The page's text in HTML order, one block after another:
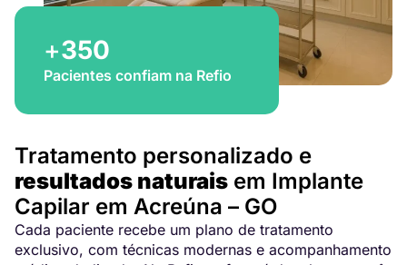
+350
Pacientes confiam na Refio
Tratamento personalizado e
resultados naturais em Implante
Capilar em Acreúna – GO
Cada paciente recebe um plano de tratamento
exclusivo, com técnicas modernas e acompanhamento